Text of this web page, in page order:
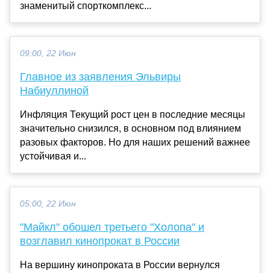
знаменитый спорткомплекс...
09:00, 22 Июн
Главное из заявления Эльвиры
Набиуллиной
Инфляция Текущий рост цен в последние месяцы
значительно снизился, в основном под влиянием
разовых факторов. Но для наших решений важнее
устойчивая и...
05:00, 22 Июн
"Майкл" обошел третьего "Холопа" и
возглавил кинопрокат в России
На вершину кинопроката в России вернулся